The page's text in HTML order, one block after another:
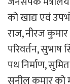
को खाद्य एवं
राज, नीरज
परिवर्तन, सुभाष
पथ निर्माण,